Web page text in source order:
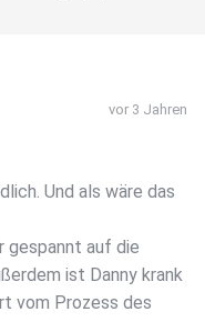
vor 3 Jahren
Und als wäre das
gespannt auf die
ist Danny krank
vom Prozess des